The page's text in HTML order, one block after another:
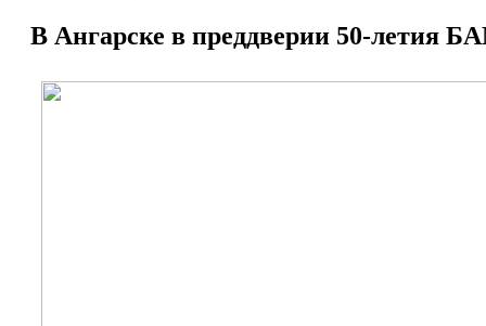
В Ангарске в преддверии 50-летия